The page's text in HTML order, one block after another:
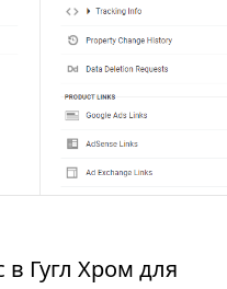
в Гугл Хром для